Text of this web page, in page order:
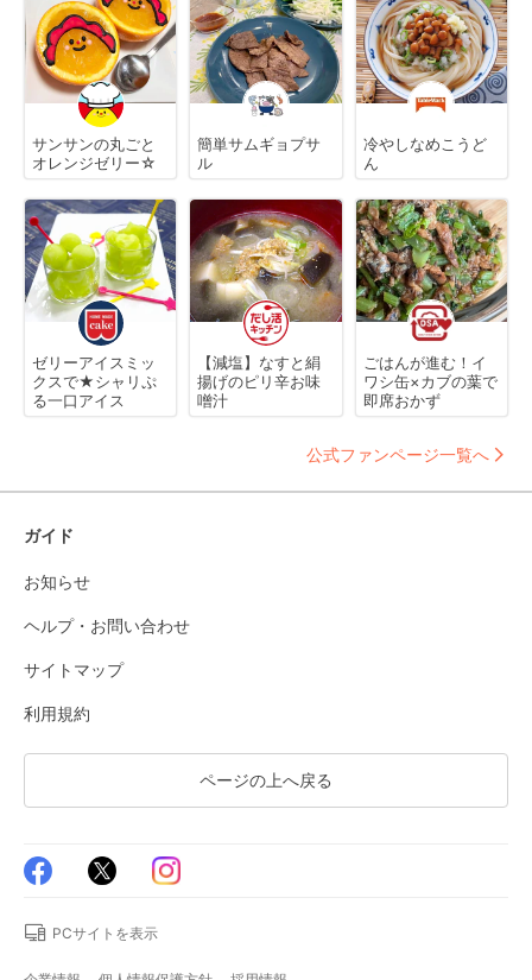
サンサンの丸ごと
オレンジゼリー☆
簡単サムギョプサ
ル
冷やしなめこうど
ん
ゼリーアイスミッ
クスで★シャリぷ
る一口アイス
【減塩】なすと絹
揚げのピリ辛お味
噌汁
ごはんが進む！イ
ワシ缶×カブの葉で
即席おかず
公式ファンページ一覧へ
ガイド
お知らせ
ヘルプ・お問い合わせ
サイトマップ
利用規約
ページの上へ戻る
PCサイトを表示